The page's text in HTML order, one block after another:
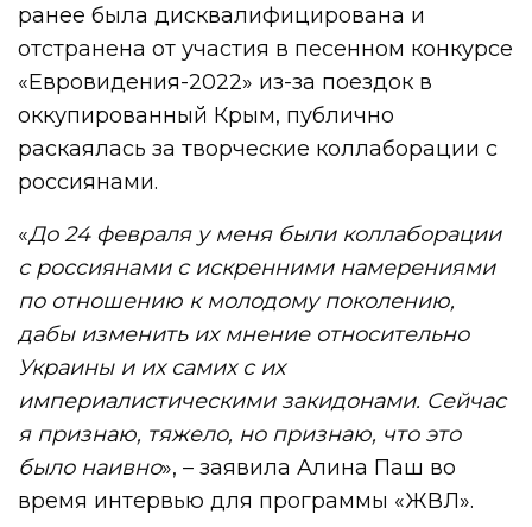
ранее была дисквалифицирована и
отстранена от участия в песенном конкурсе
«Евровидения-2022» из-за поездок в
оккупированный Крым, публично
раскаялась за творческие коллаборации с
россиянами.
«До 24 февраля у меня были коллаборации
с россиянами с искренними намерениями
по отношению к молодому поколению,
дабы изменить их мнение относительно
Украины и их самих с их
империалистическими закидонами. Сейчас
я признаю, тяжело, но признаю, что это
было наивно», – заявила Алина Паш во
время интервью для программы «ЖВЛ».